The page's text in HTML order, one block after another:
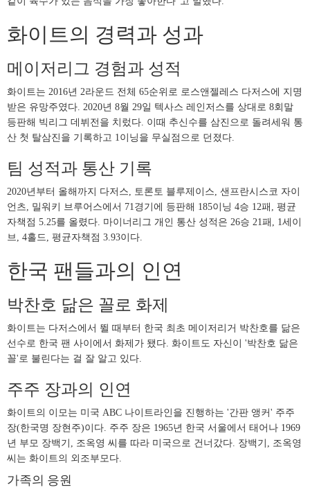
화이트의 경력과 성과
메이저리그 경험과 성적
화이트는 2016년 2라운드 전체 65순위로 로스앤젤레스 다저스에 지명
받은 유망주였다. 2020년 8월 29일 텍사스 레인저스를 상대로 8회말
등판해 빅리그 데뷔전을 치렀다. 이때 추신수를 삼진으로 돌려세워 통
산 첫 탈삼진을 기록하고 1이닝을 무실점으로 던졌다.
팀 성적과 통산 기록
2020년부터 올해까지 다저스, 토론토 블루제이스, 샌프란시스코 자이
언츠, 밀워키 브루어스에서 71경기에 등판해 185이닝 4승 12패, 평균
자책점 5.25를 올렸다. 마이너리그 개인 통산 성적은 26승 21패, 1세이
브, 4홀드, 평균자책점 3.93이다.
한국 팬들과의 인연
박찬호 닮은 꼴로 화제
화이트는 다저스에서 뛸 때부터 한국 최초 메이저리거 박찬호를 닮은
선수로 한국 팬 사이에서 화제가 됐다. 화이트도 자신이 '박찬호 닮은
꼴'로 불린다는 걸 잘 알고 있다.
주주 장과의 인연
화이트의 이모는 미국 ABC 나이트라인을 진행하는 '간판 앵커' 주주
장(한국명 장현주)이다. 주주 장은 1965년 한국 서울에서 태어나 1969
년 부모 장백기, 조옥영 씨를 따라 미국으로 건너갔다. 장백기, 조옥영
씨는 화이트의 외조부모다.
가족의 응원